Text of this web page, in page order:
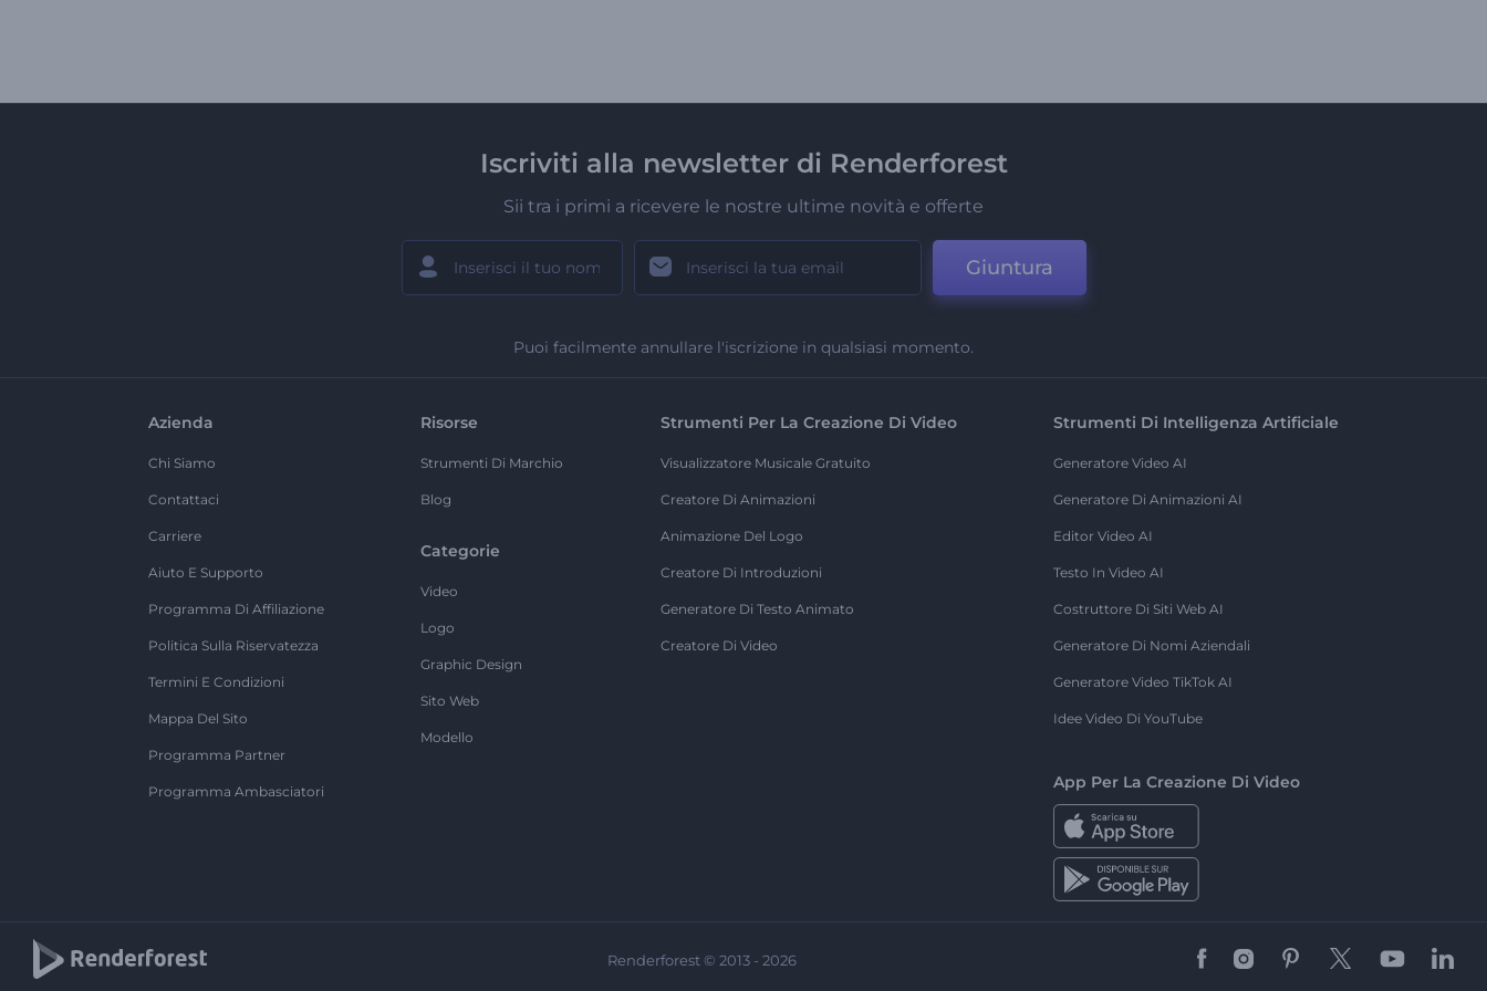
Iscriviti alla newsletter di Renderforest
Sii tra i primi a ricevere le nostre ultime novità e offerte
Giuntura
Puoi facilmente annullare l'iscrizione in qualsiasi momento.
Azienda
Chi Siamo
Contattaci
Carriere
Aiuto E Supporto
Programma Di Affiliazione
Politica Sulla Riservatezza
Termini E Condizioni
Mappa Del Sito
Programma Partner
Programma Ambasciatori
Risorse
Strumenti Di Marchio
Blog
Categorie
Video
Logo
Graphic Design
Sito Web
Modello
Strumenti Per La Creazione Di Video
Visualizzatore Musicale Gratuito
Creatore Di Animazioni
Animazione Del Logo
Creatore Di Introduzioni
Generatore Di Testo Animato
Creatore Di Video
Strumenti Di Intelligenza Artificiale
Generatore Video AI
Generatore Di Animazioni AI
Editor Video AI
Testo In Video AI
Costruttore Di Siti Web AI
Generatore Di Nomi Aziendali
Generatore Video TikTok AI
Idee Video Di YouTube
App Per La Creazione Di Video
Renderforest © 2013 - 2026